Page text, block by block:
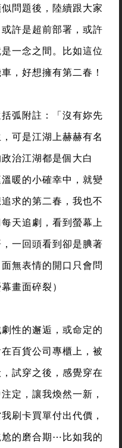
問題後，陸續跟大家
許是超前部署，或許
一念之間。比如這位
，好想擁有第二春！
弧附註：「沒有妳先
可是江湖上赫赫有名
治江湖都是個大白
暖的小確幸中，就變
求的第二春，我也不
天追劇，看到螢幕上
一回頭看到卻是腆著
無表情的開口只會問
畫面碎裂）
性的邂逅，或命定的
百貨公司專櫃上，被
試穿之後，感覺穿在
定，讓我煥然一新，
刷卡買單付出代價，
的磨合期⋯比如我的